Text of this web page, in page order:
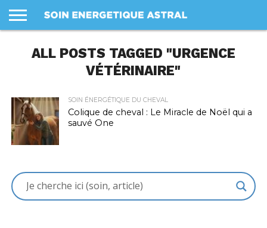
SOINS
PANIER
MON
COMPTE
PROFIL
CONDITIONS
GÉNÉRALES
ALL POSTS TAGGED "URGENCE
VÉTÉRINAIRE"
SOIN ÉNERGÉTIQUE DU CHEVAL
Colique de cheval : Le Miracle de Noël qui a
sauvé One